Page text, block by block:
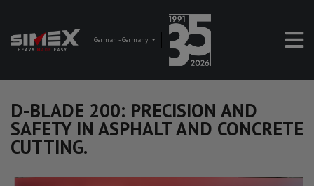
German - Germany
D-BLADE 200: PRECISION AND
SAFETY IN ASPHALT AND CONCRETE
CUTTING.